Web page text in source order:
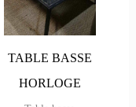
TABLE BASSE
HORLOGE
385,00€.149,00€.